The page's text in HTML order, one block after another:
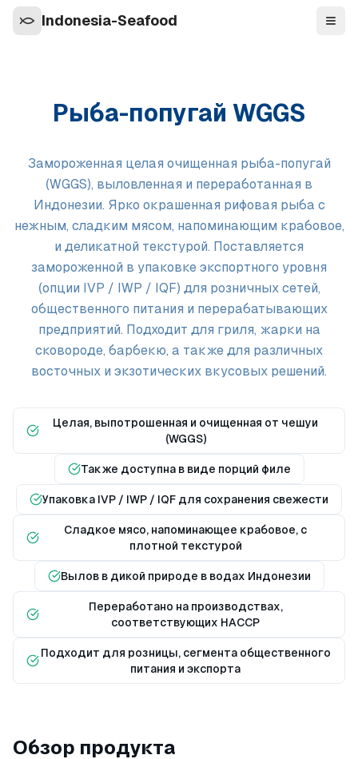
Indonesia-Seafood
Рыба-попугай WGGS
Замороженная целая очищенная рыба-попугай
(WGGS), выловленная и переработанная в
Индонезии. Ярко окрашенная рифовая рыба с
нежным, сладким мясом, напоминающим крабовое,
и деликатной текстурой. Поставляется
замороженной в упаковке экспортного уровня
(опции IVP / IWP / IQF) для розничных сетей,
общественного питания и перерабатывающих
предприятий. Подходит для гриля, жарки на
сковороде, барбекю, а также для различных
восточных и экзотических вкусовых решений.
Целая, выпотрошенная и очищенная от чешуи
(WGGS)
Также доступна в виде порций филе
Упаковка IVP / IWP / IQF для сохранения свежести
Сладкое мясо, напоминающее крабовое, с
плотной текстурой
Вылов в дикой природе в водах Индонезии
Переработано на производствах,
соответствующих HACCP
Подходит для розницы, сегмента общественного
питания и экспорта
Обзор продукта